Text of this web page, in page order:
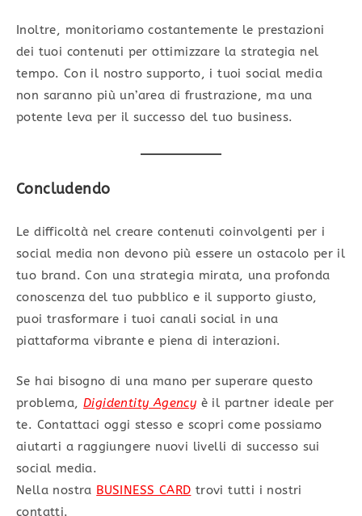
Inoltre, monitoriamo costantemente le prestazioni
dei tuoi contenuti per ottimizzare la strategia nel
tempo. Con il nostro supporto, i tuoi social media
non saranno più un’area di frustrazione, ma una
potente leva per il successo del tuo business.
Concludendo
Le difficoltà nel creare contenuti coinvolgenti per i
social media non devono più essere un ostacolo per il
tuo brand. Con una strategia mirata, una profonda
conoscenza del tuo pubblico e il supporto giusto,
puoi trasformare i tuoi canali social in una
piattaforma vibrante e piena di interazioni.
Se hai bisogno di una mano per superare questo
problema,Digidentity Agency è il partner ideale per
te. Contattaci oggi stesso e scopri come possiamo
aiutarti a raggiungere nuovi livelli di successo sui
social media.
Nella nostra BUSINESS CARD trovi tutti i nostri
contatti.